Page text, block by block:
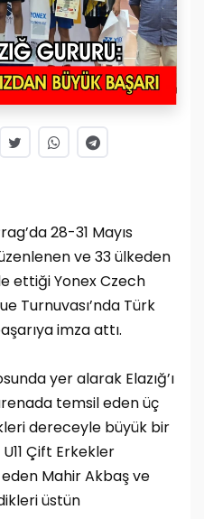
28-31 Mayıs
ve 33 ülkeden
ettiği Yonex Czech
Turnuvası’nda Türk
imza attı.
yer alarak Elazığ’ı
temsil eden üç
dereceyle büyük bir
Çift Erkekler
Mahir Akbaş ve
üstün